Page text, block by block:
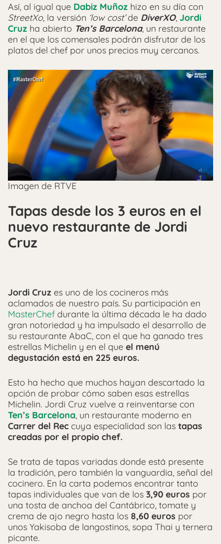
Así, al igual que Dabiz Muñoz hizo en su día con
StreetXo, la versión ‘low cost’de DiverXO, Jordi
Cruz ha abierto Ten’s Barcelona, un restaurante
en el que los comensales podrán disfrutar de los
platos del chef por unos precios muy cercanos.
Imagen de RTVE
Tapas desde los 3 euros en el
nuevo restaurante de Jordi
Cruz
Jordi Cruz es uno de los cocineros más
aclamados de nuestro país. Su participación en
MasterChef durante la última década le ha dado
gran notoriedad y ha impulsado el desarrollo de
su restaurante AbaC, con el que ha ganado tres
estrellas Michelin y en el que el menú
degustación está en 225 euros.
Esto ha hecho que muchos hayan descartado la
opción de probar cómo saben esas estrellas
Michelin. Jordi Cruz vuelve a reinventarse con
Ten’s Barcelona, un restaurante moderno en
Carrer del Rec cuya especialidad son las tapas
creadas por el propio chef.
Se trata de tapas variadas donde está presente
la tradición, pero también la vanguardia, señal del
cocinero. En la carta podemos encontrar tanto
tapas individuales que van de los 3,90 euros por
una tosta de anchoa del Cantábrico, tomate y
crema de ajo negro hasta los 8,60 euros por
unos Yakisoba de langostinos, sopa Thai y ternera
picante.